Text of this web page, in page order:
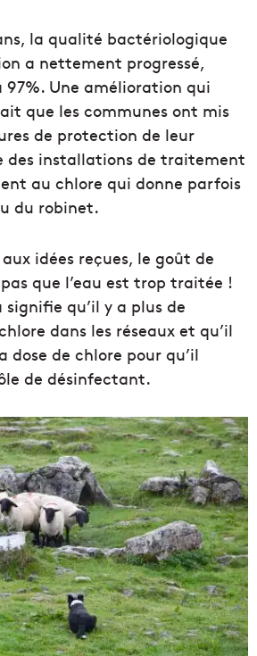
la qualité bactériologique
a nettement progressé,
97%. Une amélioration qui
que les communes ont mis
de protection de leur
des installations de traitement
au chlore qui donne parfois
du robinet.
idées reçues, le goût de
que l’eau est trop traitée !
qu’il y a plus de
dans les réseaux et qu’il
de chlore pour qu’il
de désinfectant.